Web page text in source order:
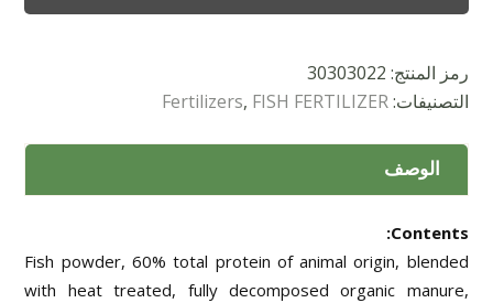
G
رمز المنتج: 30303022
التصنيفات:
Fertilizers, FISH FERTILIZER
الوصف
Contents:
Fish powder, 60% total protein of animal origin, blended
with heat treated, fully decomposed organic manure,